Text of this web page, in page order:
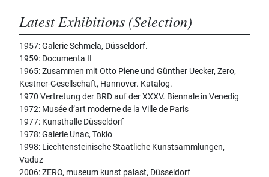
Latest Exhibitions (Selection)
1957: Galerie Schmela, Düsseldorf.
1959: Documenta II
1965: Zusammen mit Otto Piene und Günther Uecker, Zero,
Kestner-Gesellschaft, Hannover. Katalog.
1970 Vertretung der BRD auf der XXXV. Biennale in Venedig
1972: Musée d’art moderne de la Ville de Paris
1977: Kunsthalle Düsseldorf
1978: Galerie Unac, Tokio
1998: Liechtensteinische Staatliche Kunstsammlungen,
Vaduz
2006: ZERO, museum kunst palast, Düsseldorf